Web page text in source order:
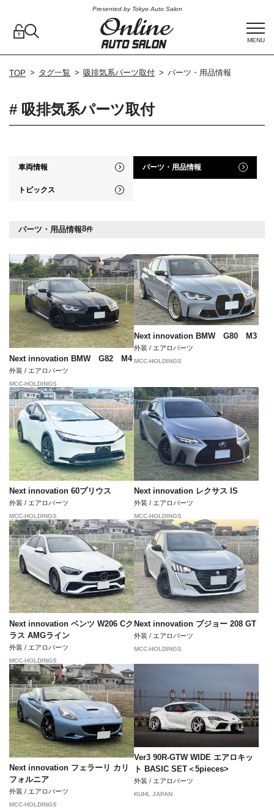
Presented by Tokyo Auto Salon
MENU
TOP タグ一覧 吸排気系パーツ取付 パーツ・用品情報
# 吸排気系パーツ取付
車両情報 パーツ・用品情報
トピックス
パーツ・用品情報8件
Next innovation BMW G82 M4
外装 / エアロパーツ
MCC-HOLDINGS
Next innovation BMW G80 M3
外装 / エアロパーツ
MCC-HOLDINGS
Next innovation 60プリウス
外装 / エアロパーツ
MCC-HOLDINGS
Next innovation レクサス IS
外装 / エアロパーツ
MCC-HOLDINGS
Next innovation ベンツ W206 Cク
ラス AMGライン
外装 / エアロパーツ
MCC-HOLDINGS
Next innovation プジョー 208 GT
外装 / エアロパーツ
MCC-HOLDINGS
Next innovation フェラーリ カリ
フォルニア
外装 / エアロパーツ
MCC-HOLDINGS
Ver3 90R-GTW WIDE エアロキッ
ト BASIC SET＜5pieces>
外装 / エアロパーツ
KUHL JAPAN